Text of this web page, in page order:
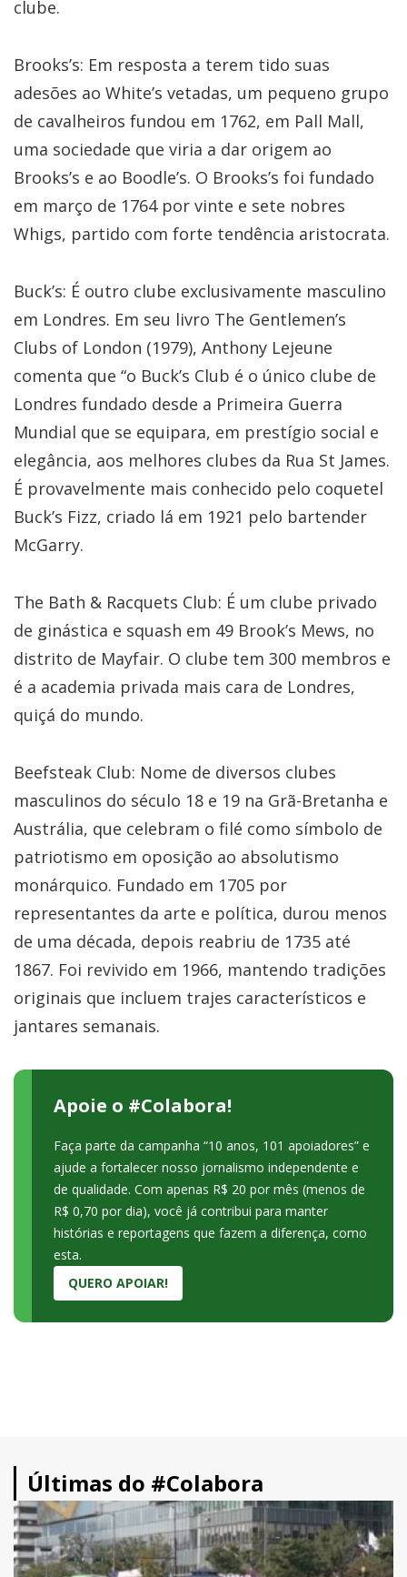
clube.
Brooks’s: Em resposta a terem tido suas
adesões ao White’s vetadas, um pequeno grupo
de cavalheiros fundou em 1762, em Pall Mall,
uma sociedade que viria a dar origem ao
Brooks’s e ao Boodle’s. O Brooks’s foi fundado
em março de 1764 por vinte e sete nobres
Whigs, partido com forte tendência aristocrata.
Buck’s: É outro clube exclusivamente masculino
em Londres. Em seu livro The Gentlemen’s
Clubs of London (1979), Anthony Lejeune
comenta que “o Buck’s Club é o único clube de
Londres fundado desde a Primeira Guerra
Mundial que se equipara, em prestígio social e
elegância, aos melhores clubes da Rua St James.
É provavelmente mais conhecido pelo coquetel
Buck’s Fizz, criado lá em 1921 pelo bartender
McGarry.
The Bath & Racquets Club: É um clube privado
de ginástica e squash em 49 Brook’s Mews, no
distrito de Mayfair. O clube tem 300 membros e
é a academia privada mais cara de Londres,
quiçá do mundo.
Beefsteak Club: Nome de diversos clubes
masculinos do século 18 e 19 na Grã-Bretanha e
Austrália, que celebram o filé como símbolo de
patriotismo em oposição ao absolutismo
monárquico. Fundado em 1705 por
representantes da arte e política, durou menos
de uma década, depois reabriu de 1735 até
1867. Foi revivido em 1966, mantendo tradições
originais que incluem trajes característicos e
jantares semanais.
Apoie o #Colabora!
Faça parte da campanha “10 anos, 101 apoiadores” e
ajude a fortalecer nosso jornalismo independente e
de qualidade. Com apenas R$ 20 por mês (menos de
R$ 0,70 por dia), você já contribui para manter
histórias e reportagens que fazem a diferença, como
esta.
QUERO APOIAR!
Últimas do #Colabora